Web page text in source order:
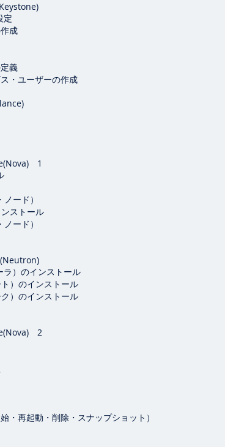
定
成
義
・ユーザーの作成
1
ード）
ストール
ード）
）のインストール
）のインストール
）のインストール
2
・再起動・削除・スナップショット）